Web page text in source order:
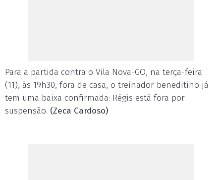
Para a partida contra o Vila Nova-GO, na terça-feira
(11), às 19h30, fora de casa, o treinador beneditino já
tem uma baixa confirmada: Régis está fora por
suspensão. (Zeca Cardoso)